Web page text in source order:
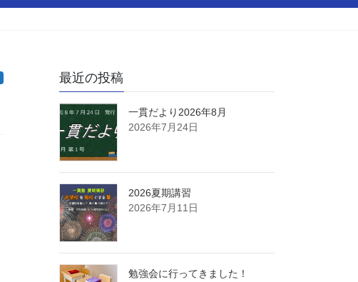
最近の投稿
一貫だより2026年8月
2026年7月24日
2026夏期講習
2026年7月11日
勉強会に行ってきました！